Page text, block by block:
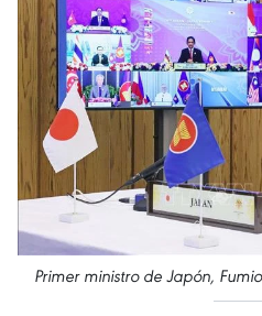
Primer ministro de Japón,